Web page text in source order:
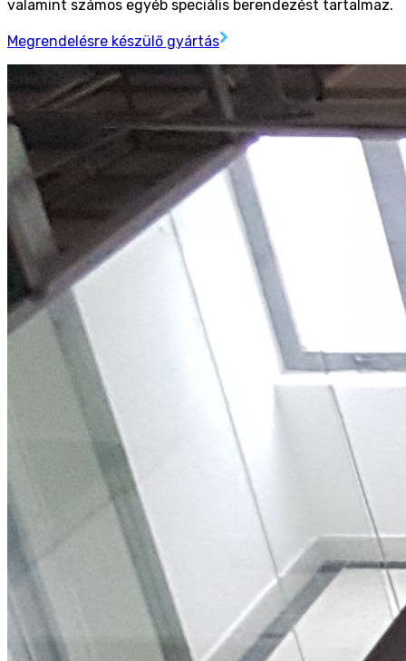
valamint számos egyéb speciális berendezést tartalmaz.
Megrendelésre készülő gyártás